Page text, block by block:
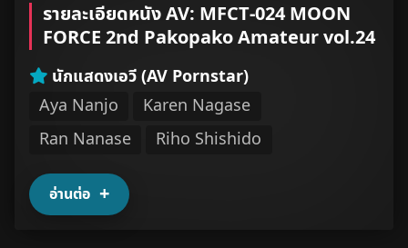
Other
รายละเอียดหนัง AV: MFCT-024 MOON
FORCE 2nd Pakopako Amateur vol.24
นักแสดงเอวี (AV Pornstar)
Aya Nanjo
Karen Nagase
Ran Nanase
Riho Shishido
อ่านต่อ